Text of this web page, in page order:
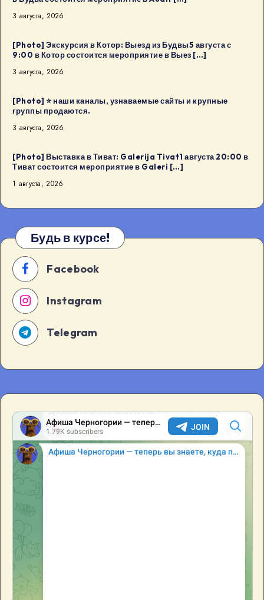
3 августа, 2026
[Photo] Экскурсия в Котор: Выезд из Будвы5 августа с
9:00 в Котор состоится мероприятие в Выез […]
3 августа, 2026
[Photo] ⭐️ наши каналы, узнаваемые сайты и крупные
группы продаются.
3 августа, 2026
[Photo] Выставка в Тиват: Galerija Tivat1 августа 20:00 в
Тиват состоится мероприятие в Galeri […]
1 августа, 2026
Будь в курсе!
Facebook
Instagram
Telegram